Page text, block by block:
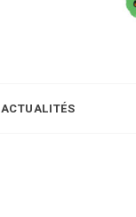
ACTUALITÉS